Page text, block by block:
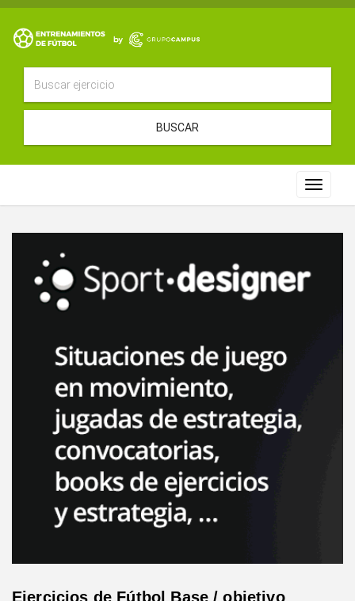
BUSCAR
Toggle
Ejercicios de Fútbol Base / objetivo